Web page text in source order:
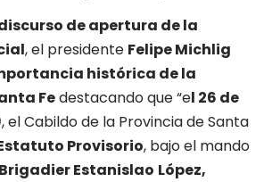
de apertura de la
, el presidente Felipe Michlig
histórica de la
Fedestacando que “el 26 de
, el Cabildo de la Provincia de Santa
Provisorio, bajo el mando
Brigadier Estanislao López,